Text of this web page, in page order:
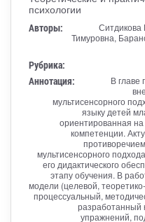
психологии
Авторы:
Ситдикова
Тимуровна,
Рубрика:
Аннотация:
В главе
мультисенсорного
языку детей
ориентированная
компетенции.
мультисенсорного
его дидактического
этапу обучения. В
модели (целевой,
процессуальный,
разработанный
упражнений,